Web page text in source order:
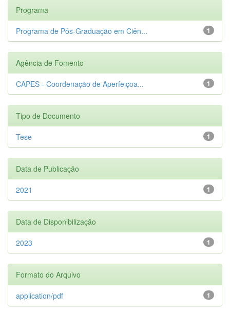
Programa
1
Programa de Pós-Graduação em Ciên...
Agência de Fomento
1
CAPES - Coordenação de Aperfeiçoa...
Tipo de Documento
1
Tese
Data de Publicação
1
2021
Data de Disponibilização
1
2023
Formato do Arquivo
1
application/pdf